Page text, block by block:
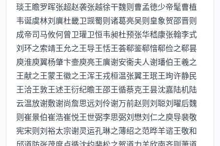
琰王瞻罗晖张超赵袭张越徐干魏则曹孟徳少帝髦曹植
韦诞虞林刘廙杜畿卫觊蜀则诸葛亮吴则皇象贺邵晋则
成帝司马攸何曾卫瓘卫恒韦昶杜预张华嵇康张翰李式
刘环之索靖王允之王导王恬王荟郗鉴郗愔郗俭之郗昙
庾淮庾翼杨肇卞壸庾亮王廙谢安衞夫人谢璠伯王羲之
王献之王蒙王徽之王浑王戎桓温张翼王珉王珣许静民
王洽王敦王述王衍纪瞻王邵王循蔡克王昙沈嘉陆机陆
云温放谢敷谢尚詹思远刘伶谢万前赵则刘聪刘曜后魏
则崔景伯崔浩崔悦王世弼李思弼刘懋刘仁之庾导裴敬
宪宋则刘裕太宗谢灵运孔琳之薄绍之范晔羊谘王敬和